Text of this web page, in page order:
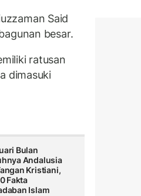
Said
besar.
ratusan
dimasuki
Bulan
Andalusia
Kristiani,
Fakta
Islam